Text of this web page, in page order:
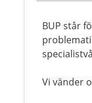
BUP står
Vi vänder